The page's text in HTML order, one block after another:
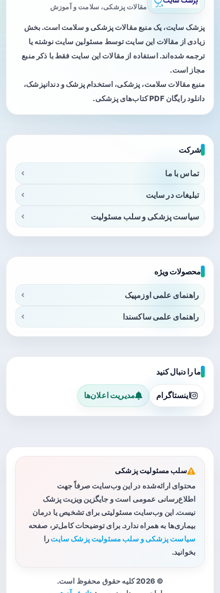
مقالات پزشکی، سلامت و آموزش
پزشک سایت، یک منبع مقالات پزشکی و سلامت است. بخش
زیادی از مقالات این سایت توسط مسئولین سایت نوشته یا
ترجمه شده‌اند. استفاده از مقالات این سایت فقط با ذکر منبع
مجاز است.
منبع مقالات سلامت، پزشکی، استخدام پزشک و دندانپزشک،
دانلود رایگان PDF کتاب‌های پزشکی.
شرکت
تماس با ما
تبلیغات در سایت
سیاست پزشکی و سلب مسئولیت
محصولات ویژه
راهنمای علمی اوزمپیک
راهنمای علمی ساکسندا
ما را دنبال کنید
اینستاگرام مدیریت اعلان‌ها
سلب مسئولیت پزشکی
محتوای ارائه‌شده در این وب‌سایت صرفاً جهت
اطلاع‌رسانی عمومی است و جایگزین ویزیت پزشک
نیست. این وب‌سایت مسئولیتی برای تشخیص یا درمان
بیماری‌ها به همراه ندارد. برای توضیحات کامل‌تر، صفحه
سیاست پزشکی و سلب مسئولیت پزشک سایت را
بخوانید.
© 2026 کلیه حقوق محفوظ است.